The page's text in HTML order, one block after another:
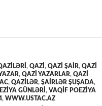
, QAZİ , QAZİ ŞAİR, QAZİ
, QAZİ YAZARLAR, QAZİ
, QAZİLƏR, ŞAİRLƏR ŞUŞADA,
GÜNLƏRI , VAQİF POEZİYA
, WWW.USTAC.AZ